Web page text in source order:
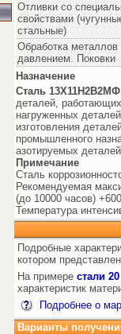
Отливки со
свойствами
стальные)
Обработка металлов
давлением. Поковки
Назначение
Сталь 13Х11Н2В2МФ
деталей,
нагруженных
изготовления
промышленного
азотируемых
Примечание
Сталь
Рекомендуемая
(до 10000 часов)
Температура
Подробные
котором
На примере стали 20
характеристик
Подробнее о
Варианты